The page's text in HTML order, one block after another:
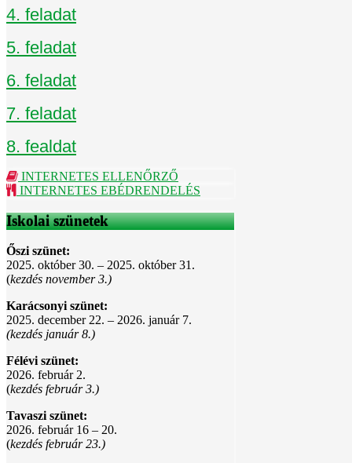
4. feladat
5. feladat
6. feladat
7. feladat
8. fealdat
INTERNETES ELLENŐRZŐ
INTERNETES EBÉDRENDELÉS
Iskolai szünetek
Őszi szünet:
2025. október 30. – 2025. október 31.
(kezdés november 3.)
Karácsonyi szünet:
2025. december 22. – 2026. január 7.
(kezdés január 8.)
Félévi szünet:
2026. február 2.
(kezdés február 3.)
Tavaszi szünet:
2026. február 16 – 20.
(kezdés február 23.)